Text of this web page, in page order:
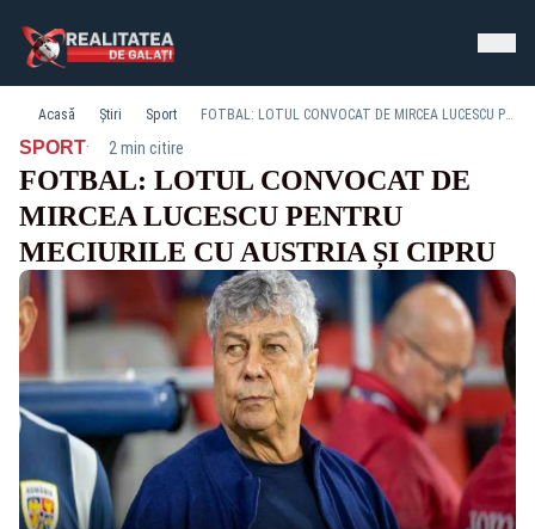
Acasă Știri Sport FOTBAL: LOTUL CONVOCAT DE MIRCEA LUCESCU PENTRU MECIURILE CU AUSTRIA ȘI CIPRU
SPORT· 2 min citire
FOTBAL: LOTUL CONVOCAT DE
MIRCEA LUCESCU PENTRU
MECIURILE CU AUSTRIA ȘI CIPRU